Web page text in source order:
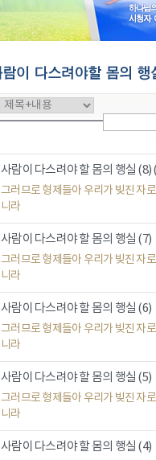
사람이 다스려야 할 몸의 행실 (8)
그러므로 형제들아 우리가 빚진 자
니라
사람이 다스려야 할 몸의 행실 (7)
그러므로 형제들아 우리가 빚진 자
니라
사람이 다스려야 할 몸의 행실 (6)
그러므로 형제들아 우리가 빚진 자
니라
사람이 다스려야 할 몸의 행실 (5)
그러므로 형제들아 우리가 빚진 자
니라
사람이 다스려야 할 몸의 행실 (4)